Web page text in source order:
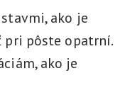
ako je
pri pôste opatrní.
ako je